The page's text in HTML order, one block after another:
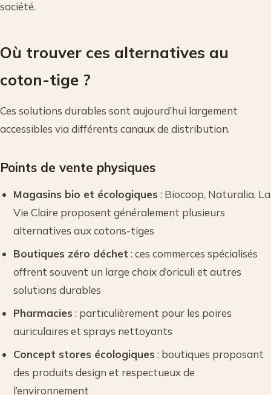
société.
Où trouver ces alternatives au
coton-tige ?
Ces solutions durables sont aujourd’hui largement
accessibles via différents canaux de distribution.
Points de vente physiques
Magasins bio et écologiques : Biocoop, Naturalia, La
Vie Claire proposent généralement plusieurs
alternatives aux cotons-tiges
Boutiques zéro déchet : ces commerces spécialisés
offrent souvent un large choix d’oriculi et autres
solutions durables
Pharmacies : particulièrement pour les poires
auriculaires et sprays nettoyants
Concept stores écologiques : boutiques proposant
des produits design et respectueux de
l’environnement